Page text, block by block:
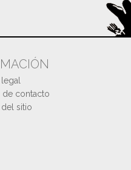
de contacto
sitio